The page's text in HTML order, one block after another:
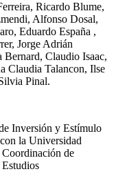
Ricardo Blume,
Alfonso Dosal,
Eduardo España ,
Jorge Adrián
Claudio Isaac,
Claudia Talancon, Ilse
Pinal.
Inversión y Estímulo
la Universidad
de